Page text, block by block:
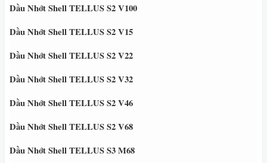
Dầu Nhớt Shell TELLUS S2 V100
Dầu Nhớt Shell TELLUS S2 V15
Dầu Nhớt Shell TELLUS S2 V22
Dầu Nhớt Shell TELLUS S2 V32
Dầu Nhớt Shell TELLUS S2 V46
Dầu Nhớt Shell TELLUS S2 V68
Dầu Nhớt Shell TELLUS S3 M68